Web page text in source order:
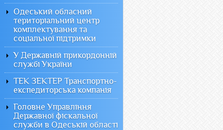
Одеський обласний
територіальний центр
комплектування та
соціальної підтримки
У Державній прикордонній
службі України
ТЕК ЗЕКТЕР Транспортно-
експедиторська компанія
Головне Управління
Державної фіскальної
служби в Одеській області